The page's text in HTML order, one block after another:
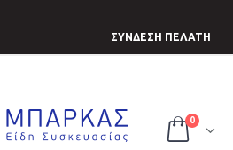
ΣΥΝΔΕΣΗ ΠΕΛΑΤΗ
0